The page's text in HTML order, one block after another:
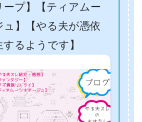
ープ】【ティアムー
ュ】【やる夫が憑依
るようです】